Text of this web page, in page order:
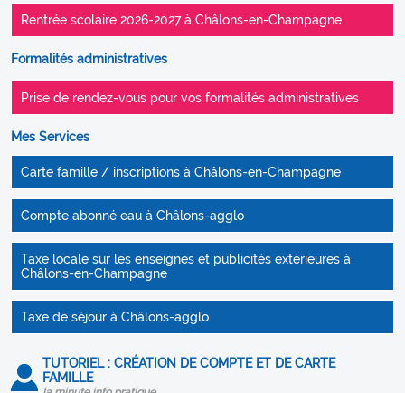
Rentrée scolaire 2026-2027 à Châlons-en-Champagne
Formalités administratives
Prise de rendez-vous pour vos formalités administratives
Mes Services
Carte famille / inscriptions à Châlons-en-Champagne
Compte abonné eau à Châlons-agglo
Taxe locale sur les enseignes et publicités extérieures à
Châlons-en-Champagne
Taxe de séjour à Châlons-agglo
TUTORIEL : CRÉATION DE COMPTE ET DE CARTE
FAMILLE